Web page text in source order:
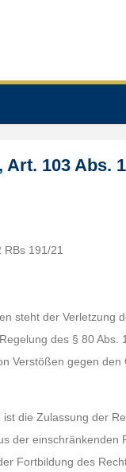
103 Abs.
191/21
steht der Verletzung
des § 80 Abs.
Verstößen gegen
die Zulassung der
der einschränkenden
Fortbildung des